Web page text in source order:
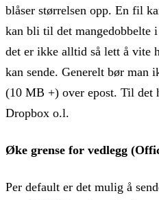
blåser størrelsen opp. En fil
kan bli til det mangedobbelte
det er ikke alltid så lett å vite
kan sende. Generelt bør man
(10 MB +) over epost. Til det
Dropbox o.l.
Øke grense for vedlegg
Per default er det mulig å